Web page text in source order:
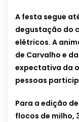
A festa segue
degustação do
elétricos. A
de Carvalho e
expectativa da
pessoas
Para a edição
flocos de milho,